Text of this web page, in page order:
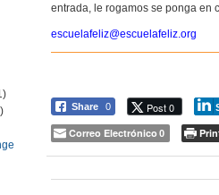
entrada, le rogamos se ponga en
escuelafeliz@escuelafeliz.org
Share 0 Post 0
Correo Electrónico 0